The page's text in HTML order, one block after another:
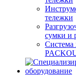
тележки
сумки и
Система